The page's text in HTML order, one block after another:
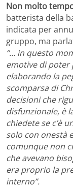
Non molto
batterista della
indicata per
gruppo, ma
“… in questo
emotive di poter
elaborando la
scomparsa di
decisioni che
disfunzionale, è
chiedete se c’è
solo con onestà
comunque non
che avevano
era proprio la
interno”.